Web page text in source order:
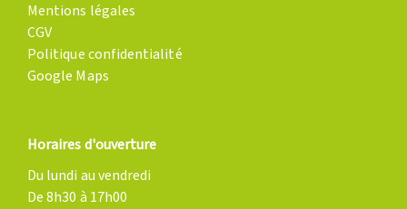
Mentions légales
CGV
Politique confidentialité
Google Maps
Horaires d'ouverture
Du lundi au vendredi
De 8h30 à 17h00